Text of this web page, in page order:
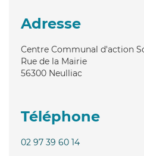
Adresse
Centre Communal d'action
Rue de la Mairie
56300 Neulliac
Téléphone
02 97 39 60 14